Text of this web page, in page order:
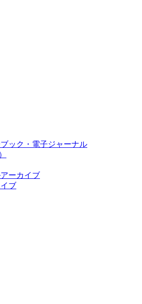
ック・電子ジャーナル
ーカイブ
ブ